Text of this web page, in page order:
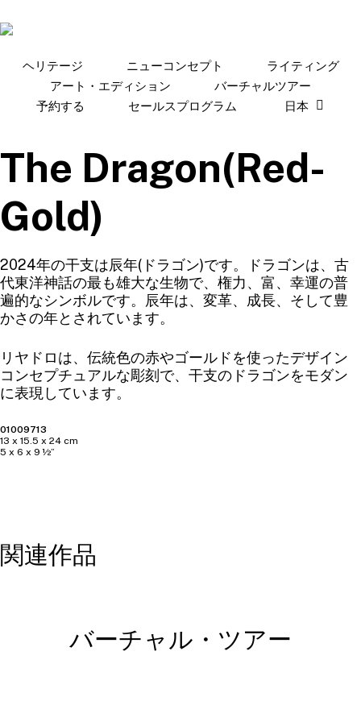
to
content
ヘリテージ ニューコンセプト
ライティング
アート・エディション
バーチャルツアー
予約する
セールスプログラム 日本
The Dragon(Red-
Gold)
2024年の干支は辰年(ドラゴン)です。ドラゴンは、古
代東洋神話の最も雄大な生物で、権力、富、幸運の普
遍的なシンボルです。辰年は、変革、成長、そして豊
かさの年とされています。
リヤドロは、伝統色の赤やゴールドを使ったデザイン
コンセプチュアルな彫刻で、干支のドラゴンをモダン
に表現しています。
01009713
13 x 15.5 x 24 cm
5 x 6 x 9 ½”
関連作品
バーチャル・ツアー